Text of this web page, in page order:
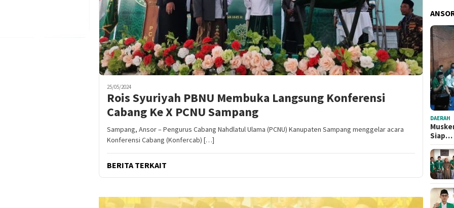
25/05/2024
Rois Syuriyah PBNU Membuka Langsung Konferensi
Cabang Ke X PCNU Sampang
Sampang, Ansor – Pengurus Cabang Nahdlatul Ulama (PCNU) Kanupaten Sampang menggelar acara
Konferensi Cabang (Konfercab) […]
BERITA TERKAIT
DAERAH
Siap…